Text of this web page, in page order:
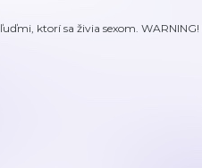
ktorí sa živia sexom.